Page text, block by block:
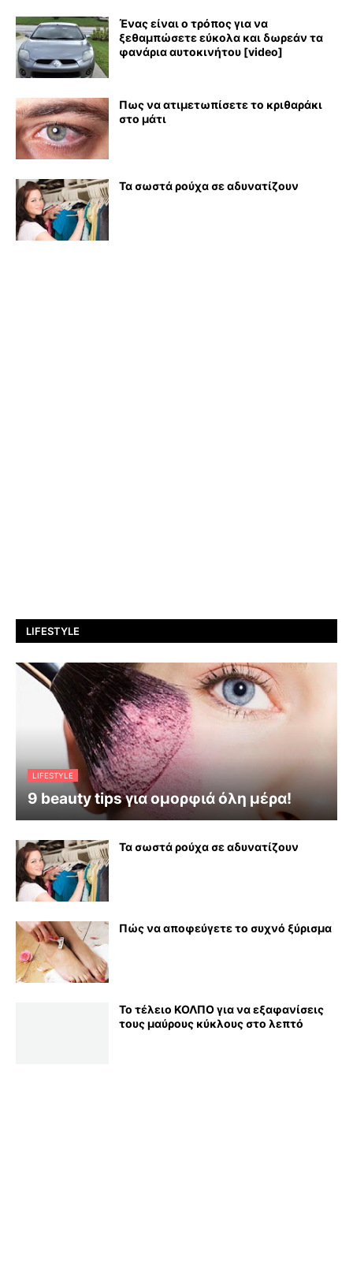
Ένας είναι ο τρόπος για να
ξεθαμπώσετε εύκολα και δωρεάν τα
φανάρια αυτοκινήτου [video]
Πως να ατιμετωπίσετε το κριθαράκι
στο μάτι
Τα σωστά ρούχα σε αδυνατίζουν
LIFESTYLE
LIFESTYLE
9 beauty tips για ομορφιά όλη μέρα!
Τα σωστά ρούχα σε αδυνατίζουν
Πώς να αποφεύγετε το συχνό ξύρισμα
Το τέλειο ΚΟΛΠΟ για να εξαφανίσεις
τους μαύρους κύκλους στο λεπτό